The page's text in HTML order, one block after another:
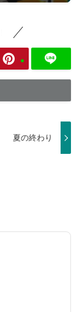
夏の終わり